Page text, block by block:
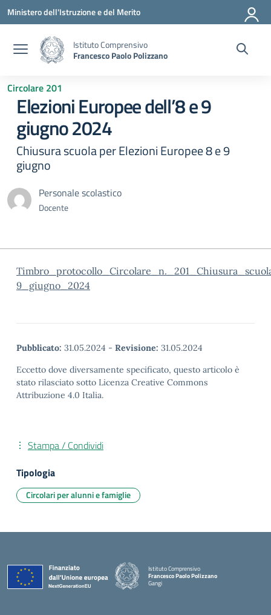
Vai ai contenuti
Vai al menu di navigazione
Vai al footer
Ministero dell'Istruzione e del Merito
Istituto Comprensivo
Francesco Paolo Polizzano
Circolare 201
Elezioni Europee dell’8 e 9
giugno 2024
Chiusura scuola per Elezioni Europee 8 e 9
giugno
Personale scolastico
Docente
9_giugno_2024
Pubblicato: 31.05.2024 - Revisione: 31.05.2024
Eccetto dove diversamente specificato, questo articolo è
stato rilasciato sotto Licenza Creative Commons
Attribuzione 4.0 Italia.
Stampa / Condividi
Tipologia
Circolari per alunni e famiglie
Istituto Comprensivo
Francesco Paolo Polizzano
Gangi
— Visita la pagina iniziale della scuola